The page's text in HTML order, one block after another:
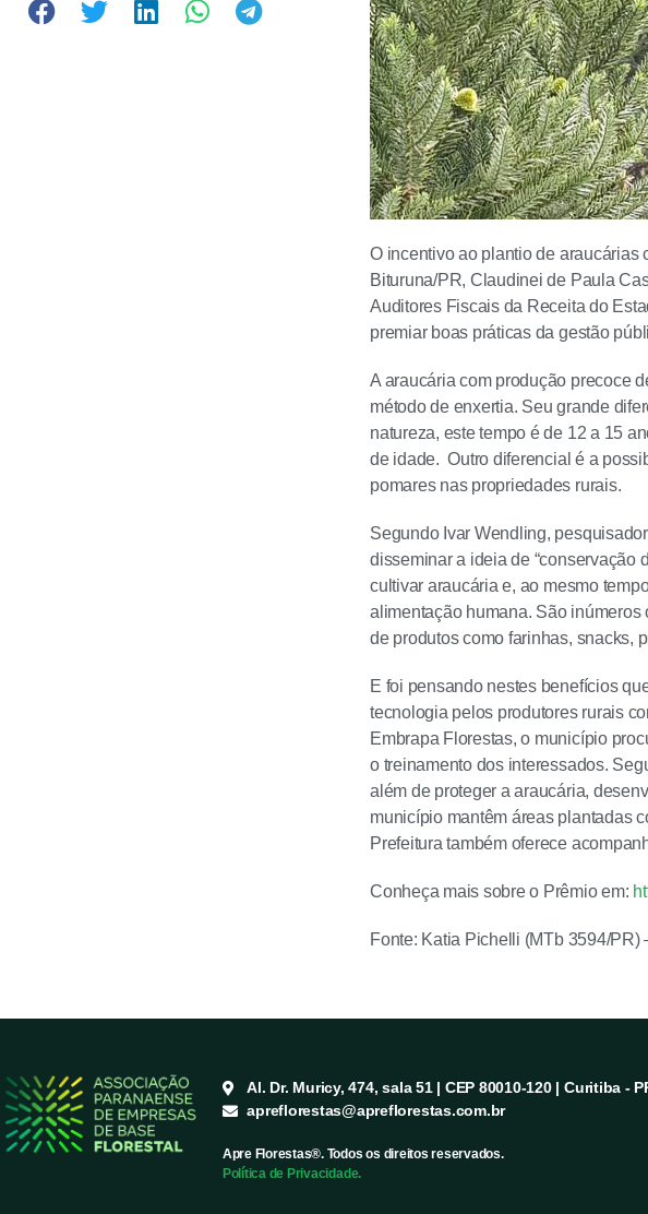
O incentivo ao plantio de araucárias
Bituruna/PR, Claudinei de Paula
Auditores Fiscais da Receita do
premiar boas práticas da gestão
A araucária com produção precoce
método de enxertia. Seu grande
natureza, este tempo é de 12 a 15
de idade. Outro diferencial é a
pomares nas propriedades rurais.
Segundo Ivar Wendling,
disseminar a ideia de “conservação
cultivar araucária e, ao mesmo
alimentação humana. São
de produtos como farinhas, snacks,
E foi pensando nestes benefícios
tecnologia pelos produtores rurais
Embrapa Florestas, o município
o treinamento dos interessados.
além de proteger a araucária,
município mantêm áreas plantadas
Prefeitura também oferece
Conheça mais sobre o Prêmio em:
Fonte: Katia Pichelli (MTb 3594/PR)
Al. Dr. Muricy, 474, sala 51 | CEP 80010-120 | Curitiba -
apreflorestas@apreflorestas.com.br
Apre Florestas®. Todos os direitos reservados.
Política de Privacidade.